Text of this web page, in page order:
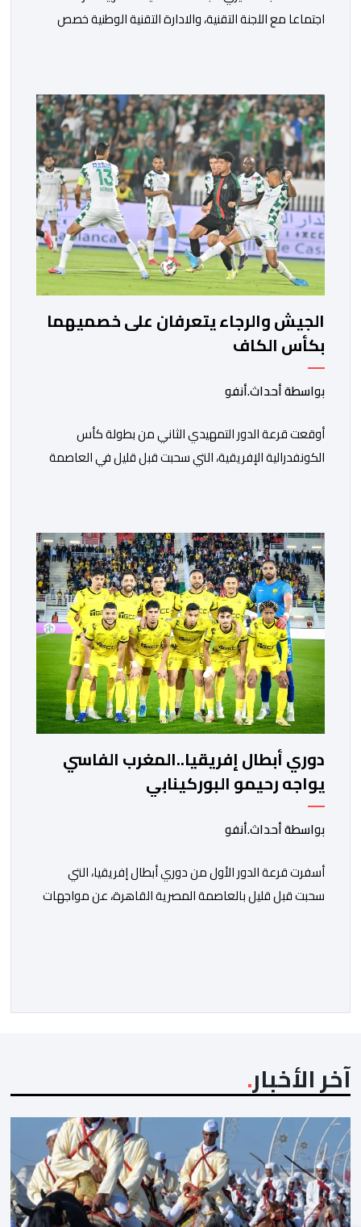
اجتماعا مع اللجنة التقنية، والادارة التقنية الوطنية خصص
الفترة الأخيرة. وشهد الاجتماع تقديم عرض مفصل حول
مشاركة المنتخبين الوطنيين لأقل من 18 سنة، إناثا وذكورا،
من طرف اللجنة التقنية التي واكبت كل […]
الجيش والرجاء يتعرفان على خصميهما
بكأس الكاف
بواسطة أحداث.أنفو
أوقعت قرعة الدور التمهيدي الثاني من بطولة كأس
الكونفدرالية الإفريقية، التي سحبت قبل قليل في العاصمة
ووسط القارة. ​وسيكون نادي الرجاء الرياضي على موعد مع
مواجهة المتأهل من المباراة التي تجمع بين إيل كانيمي
واريورز النيجيري ونادي أوديب ممثل […]
دوري أبطال إفريقيا..المغرب الفاسي
يواجه رحيمو البوركينابي
بواسطة أحداث.أنفو
أسفرت قرعة الدور الأول من دوري أبطال إفريقيا، التي
سحبت قبل قليل بالعاصمة المصرية القاهرة، عن مواجهات
الغامبي، حيث يطمح الفريق […]
آخر الأخبار